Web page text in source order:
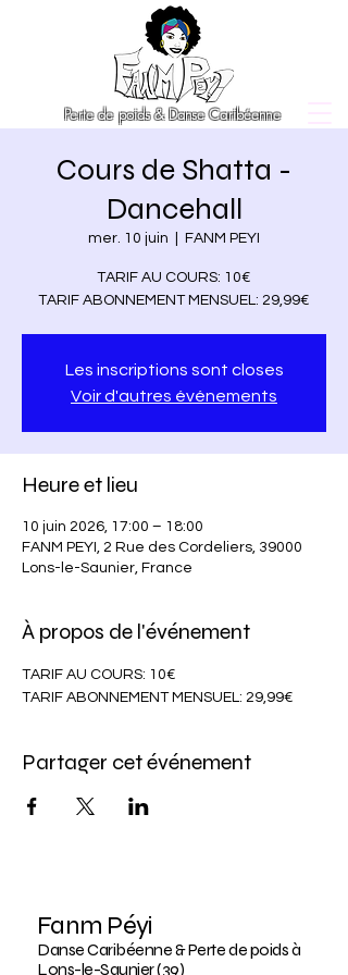
Perte de poids & Danse Caribéenne
Cours de Shatta -
Dancehall
mer. 10 juin FANM PEYI
TARIF AU COURS: 10€
TARIF ABONNEMENT MENSUEL: 29,99€
Les inscriptions sont closes
Voir d'autres événements
Heure et lieu
10 juin 2026, 17:00 – 18:00
FANM PEYI, 2 Rue des Cordeliers, 39000
Lons-le-Saunier, France
À propos de l'événement
TARIF AU COURS: 10€
TARIF ABONNEMENT MENSUEL: 29,99€
Partager cet événement
Fanm Péyi
Danse Caribéenne & Perte de poids à
Lons-le-Saunier (39)